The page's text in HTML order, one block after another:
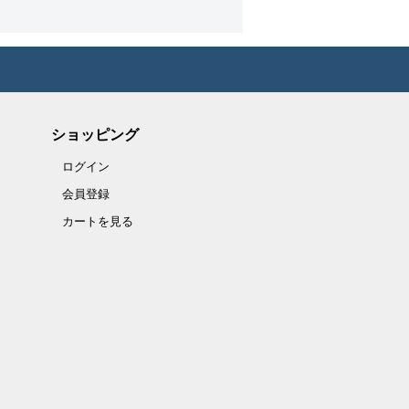
ショッピング
ログイン
会員登録
カートを見る